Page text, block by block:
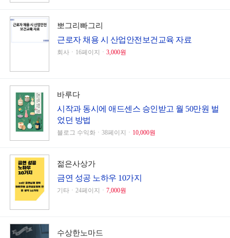
뽀그리빠그리
근로자 채용 시 산업안전보건교육 자료
회사ㆍ16페이지ㆍ 3,000원
바루다
시작과 동시에 애드센스 승인받고 월 50만원 벌
었던 방법
블로그 수익화ㆍ38페이지ㆍ 10,000원
젊은사상가
금연 성공 노하우 10가지
기타ㆍ24페이지ㆍ 7,000원
수상한노마드